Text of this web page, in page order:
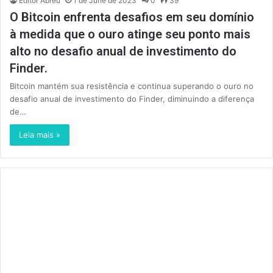
O Bitcoin enfrenta desafios em seu domínio
à medida que o ouro atinge seu ponto mais
alto no desafio anual de investimento do
Finder.
Bitcoin mantém sua resistência e continua superando o ouro no
desafio anual de investimento do Finder, diminuindo a diferença
de…
Leia mais »